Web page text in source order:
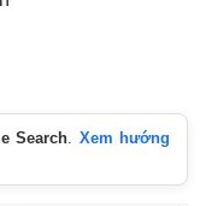
Search. Xem hướng